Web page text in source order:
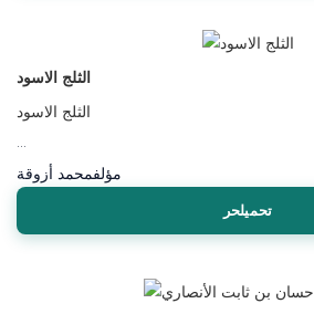
الثلج الاسود
الثلج الاسود
مؤلفمحمد أزوقة
تحميلحر